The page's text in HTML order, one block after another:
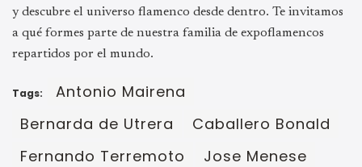
y descubre el universo flamenco desde dentro. Te invitamos
a qué formes parte de nuestra familia de expoflamencos
repartidos por el mundo.
Tags:
Antonio Mairena
Bernarda de Utrera
Caballero Bonald
Fernando Terremoto
Jose Menese